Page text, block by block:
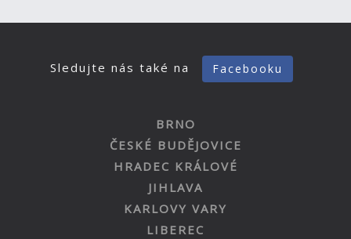
Sledujte nás také na Facebooku
BRNO
ČESKÉ BUDĚJOVICE
HRADEC KRÁLOVÉ
JIHLAVA
KARLOVY VARY
LIBEREC